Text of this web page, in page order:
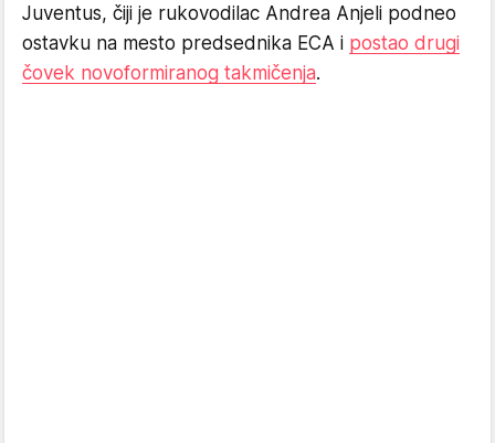
Juventus, čiji je rukovodilac Andrea Anjeli podneo
ostavku na mesto predsednika ECA i postao drugi
čovek novoformiranog takmičenja.